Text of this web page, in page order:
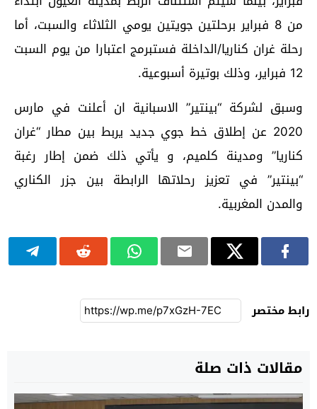
من 8 فبراير برحلتين جويتين يومي الثلاثاء والسبت، أما
رحلة غران كناريا/الداخلة فستبرمج اعتبارا من يوم السبت
12 فبراير، وذلك بوتيرة أسبوعية.
وسبق لشركة “بينتير” الاسبانية ان أعلنت في مارس
2020 عن إطلاق خط جوي جديد يربط بين مطار “غران
كناريا” ومدينة كلميم، و يأتي ذلك ضمن إطار رغبة
“بينتير” في تعزيز رحلاتها الرابطة بين جزر الكناري
والمدن المغربية.
رابط مختصر
مقالات ذات صلة